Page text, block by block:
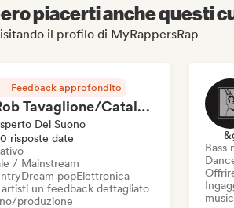
piacerti anche questi
il profilo di MyRappersRap
Feedback approfondito
Rob Tavaglione/Catalyst Recording
Del Suono
risposte date
/ Mainstream
Dream popElettronica
artisti un feedback dettagliato
produzione
Bass